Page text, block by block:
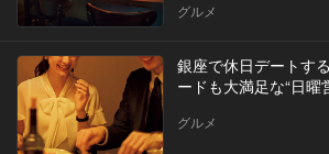
グルメ
銀座で休日デートす
ードも大満足な“日曜
グルメ